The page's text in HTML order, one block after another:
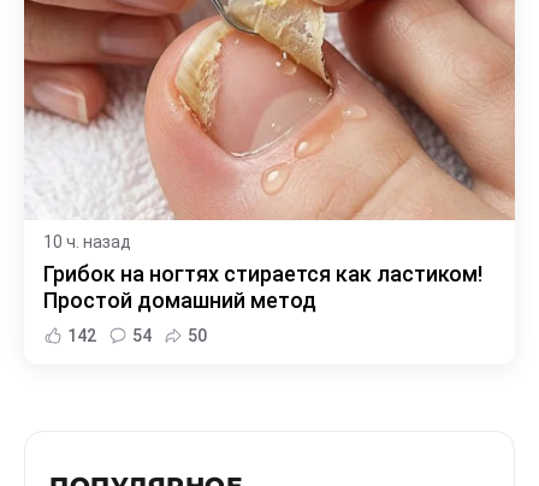
10 ч. назад
Грибок на ногтях стирается как ластиком!
Простой домашний метод
142 54 50